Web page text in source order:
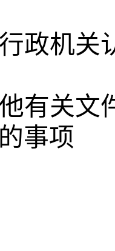
行政机
他有关
事项